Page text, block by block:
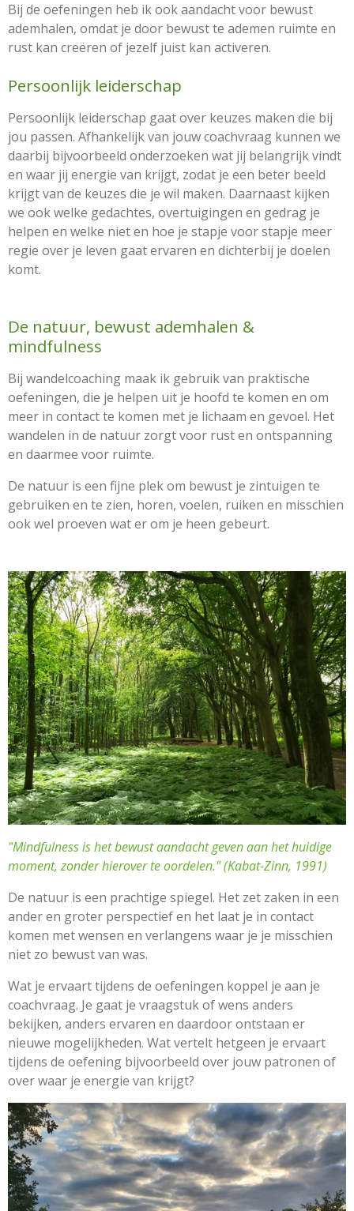
Bij de oefeningen heb ik ook aandacht voor bewust
ademhalen, omdat je door bewust te ademen ruimte en
rust kan creëren of jezelf juist kan activeren.
Persoonlijk leiderschap
Persoonlijk leiderschap gaat over keuzes maken die bij
jou passen. Afhankelijk van jouw coachvraag kunnen we
daarbij bijvoorbeeld onderzoeken wat jij belangrijk vindt
en waar jij energie van krijgt, zodat je een beter beeld
krijgt van de keuzes die je wil maken. Daarnaast kijken
we ook welke gedachtes, overtuigingen en gedrag je
helpen en welke niet en hoe je stapje voor stapje meer
regie over je leven gaat ervaren en dichterbij je doelen
komt.
De natuur, bewust ademhalen &
mindfulness
Bij wandelcoaching maak ik gebruik van praktische
oefeningen, die je helpen uit je hoofd te komen en om
meer in contact te komen met je lichaam en gevoel. Het
wandelen in de natuur zorgt voor rust en ontspanning
en daarmee voor ruimte.
De natuur is een fijne plek om bewust je zintuigen te
gebruiken en te zien, horen, voelen, ruiken en misschien
ook wel proeven wat er om je heen gebeurt.
"Mindfulness is het bewust aandacht geven aan het huidige
moment, zonder hierover te oordelen." (Kabat-Zinn, 1991)
De natuur is een prachtige spiegel. Het zet zaken in een
ander en groter perspectief en het laat je in contact
komen met wensen en verlangens waar je je misschien
niet zo bewust van was.
Wat je ervaart tijdens de oefeningen koppel je aan je
coachvraag. Je gaat je vraagstuk of wens anders
bekijken, anders ervaren en daardoor ontstaan er
nieuwe mogelijkheden. Wat vertelt hetgeen je ervaart
tijdens de oefening bijvoorbeeld over jouw patronen of
over waar je energie van krijgt?